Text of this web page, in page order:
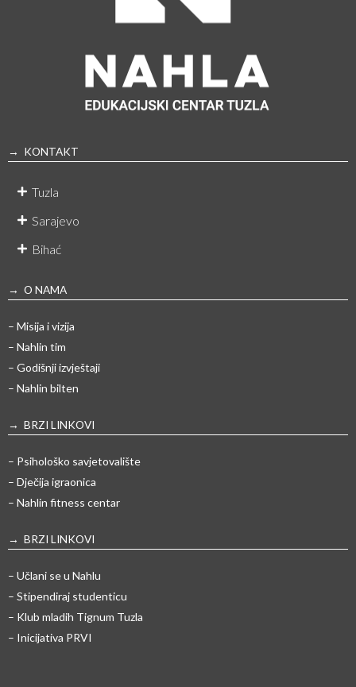
→ KONTAKT
Tuzla
Sarajevo
Bihać
→ O NAMA
– Misija i vizija
– Nahlin tim
– Godišnji izvještaji
– Nahlin bilten
→ BRZI LINKOVI
– Psihološko savjetovalište
– Dječija igraonica
– Nahlin fitness centar
→ BRZI LINKOVI
– Učlani se u Nahlu
– Stipendiraj studenticu
– Klub mladih Tignum Tuzla
– Inicijativa PRVI